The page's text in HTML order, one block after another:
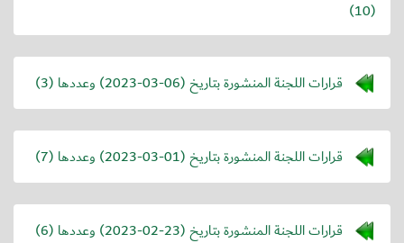
(10)
قرارات اللجنة المنشورة بتاريخ (2023-03-06) وعددها (3)
قرارات اللجنة المنشورة بتاريخ (2023-03-01) وعددها (7)
قرارات اللجنة المنشورة بتاريخ (2023-02-23) وعددها (6)